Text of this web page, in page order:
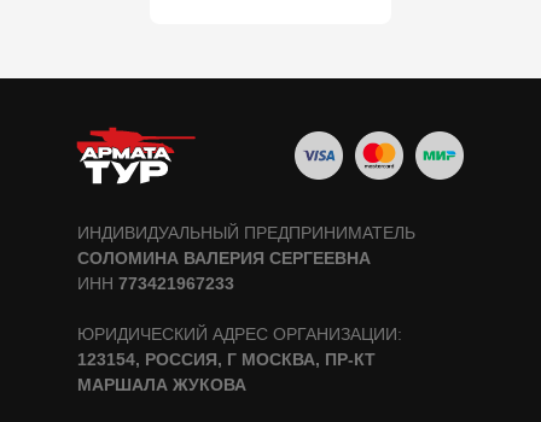
ИНДИВИДУАЛЬНЫЙ ПРЕДПРИНИМАТЕЛЬ
СОЛОМИНА ВАЛЕРИЯ СЕРГЕЕВНА
ИНН 773421967233
ЮРИДИЧЕСКИЙ АДРЕС ОРГАНИЗАЦИИ:
123154, РОССИЯ, Г МОСКВА, ПР-КТ
МАРШАЛА ЖУКОВА